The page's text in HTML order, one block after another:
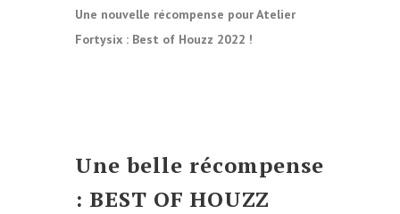
Une nouvelle récompense pour Atelier
Fortysix : Best of Houzz 2022 !
Une belle récompense
: BEST OF HOUZZ